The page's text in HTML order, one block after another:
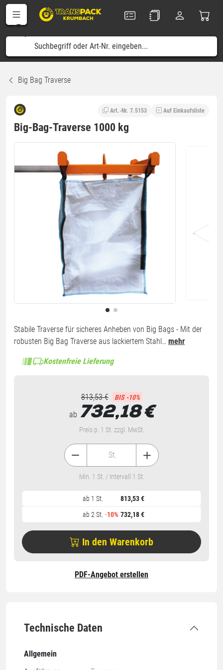
Big Bag Traverse
Technische Daten
Allgemein
Art.-Nr. 7.5153 Auf Einkaufsliste
Big-Bag-Traverse 1000 kg
Stabile Traverse für sicheres Anheben von Big Bags - Mit der
robusten Big Bag Traverse aus lackiertem Stahl… mehr
Kostenfreie Lieferung
813,53 € BIS -10%
ab 732,18 €
Preis p. 1 St. zzgl. MwSt.
ab 1 St.
813,53 €
ab 2 St. -10% 732,18 €
St.
Min. 1 St. / Intervall 1 St.
In den Warenkorb
PDF-Angebot erstellen